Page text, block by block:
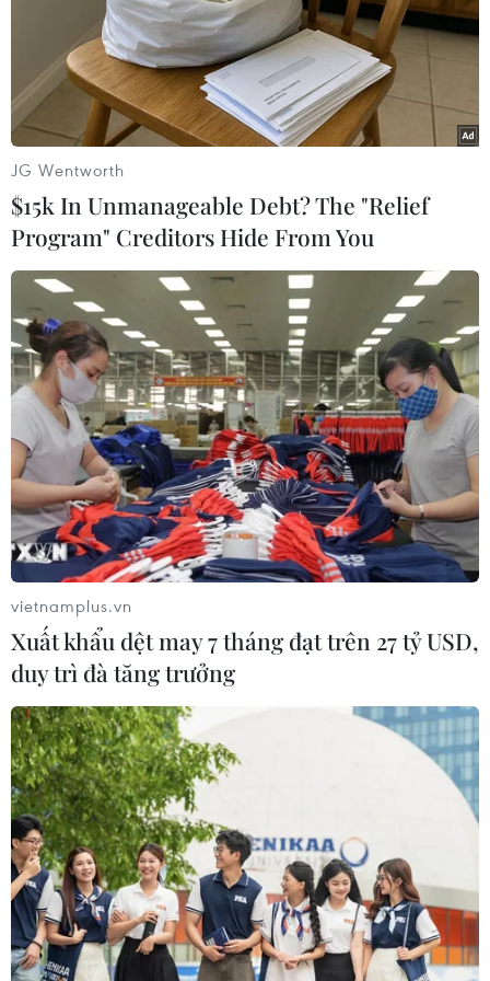
#SEA Games 32
#Sân vận động quốc gia Morodok Techo
#Bế mạc
Campuchia
Theo dõi VietnamPlus
TIN LIÊN QUAN
JG Wentworth
$15k In Unmanageable Debt? The "Relief
Program" Creditors Hide From You
vietnamplus.vn
Xuất khẩu dệt may 7 tháng đạt trên 27 tỷ USD,
duy trì đà tăng trưởng